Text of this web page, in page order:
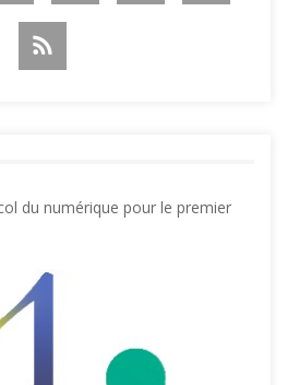
du numérique pour le premier